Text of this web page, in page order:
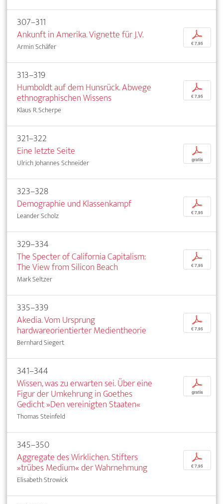
307–311
Ankunft in Amerika. Vignette für J.V.
Armin Schäfer
p
€ 7,95
313–319
Humboldt auf dem Hunsrück. Abwege
ethnographischen Wissens
Klaus R. Scherpe
p
€ 7,95
321–322
Eine letzte Seite
Ulrich Johannes Schneider
p
gratis
323–328
Demographie und Klassenkampf
Leander Scholz
p
€ 7,95
329–334
The Specter of California Capitalism:
The View from Silicon Beach
Mark Seltzer
p
€ 7,95
335–339
Akedia. Vom Ursprung
hardwareorientierter Medientheorie
Bernhard Siegert
p
€ 7,95
341–344
Wissen, was zu erwarten sei. Über eine
Figur der Umkehrung in Goethes
Gedicht »Den vereinigten Staaten«
Thomas Steinfeld
p
gratis
345–350
Aggregate des Wirklichen. Stifters
»trübes Medium« der Wahrnehmung
Elisabeth Strowick
p
€ 7,95